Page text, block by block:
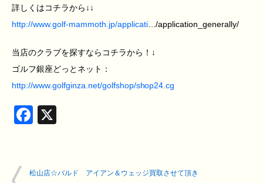
詳しくはコチラから↓↓
http://www.golf-mammoth.jp/applicati…/application_generally/
当店のクラブを探すならコチラから！↓
ゴルフ銀座どっとネット：
http://www.golfginza.net/golfshop/shop24.cg
Facebook
松山店☆バルド アイアン＆ウェッジ買取させて頂き